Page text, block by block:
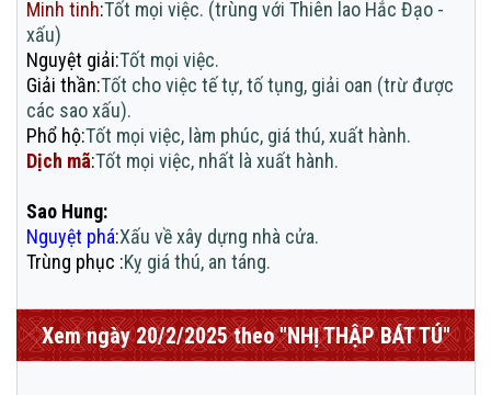
Minh tinh:Tốt mọi việc. (trùng với Thiên lao Hắc Đạo -
xấu)
Nguyệt giải:Tốt mọi việc.
Giải thần:Tốt cho việc tế tự, tố tụng, giải oan (trừ được
các sao xấu).
Phổ hộ:Tốt mọi việc, làm phúc, giá thú, xuất hành.
Dịch mã:Tốt mọi việc, nhất là xuất hành.
Sao Hung:
Nguyệt phá:Xấu về xây dựng nhà cửa.
Trùng phục :Kỵ giá thú, an táng.
Xem ngày 20/2/2025 theo "NHỊ THẬP BÁT TÚ"